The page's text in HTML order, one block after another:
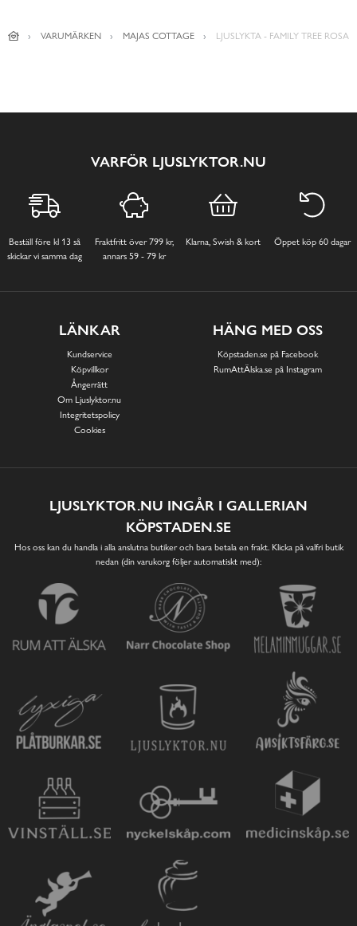
VARUMÄRKEN MAJAS COTTAGE LJUSLYKTA - FAMILY TREE ROSA
VARFÖR LJUSLYKTOR.NU
Beställ före kl 13 så
skickar vi samma dag
Fraktfritt över 799 kr,
annars 59 - 79 kr
Klarna, Swish & kort Öppet köp 60 dagar
LÄNKAR
Kundservice
Köpvillkor
Ångerrätt
Om Ljuslyktor.nu
Integritetspolicy
Cookies
HÄNG MED OSS
Köpstaden.se på Facebook
RumAttÄlska.se på Instagram
LJUSLYKTOR.NU INGÅR I GALLERIAN
KÖPSTADEN.SE
Hos oss kan du handla i alla anslutna butiker och bara betala en frakt. Klicka på valfri butik
nedan (din varukorg följer automatiskt med):